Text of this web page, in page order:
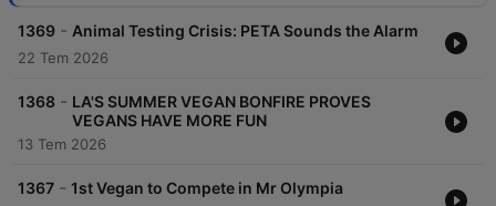
1369 - Animal Testing Crisis: PETA Sounds the Alarm
22 Tem 2026
1368 - LA'S SUMMER VEGAN BONFIRE PROVES
VEGANS HAVE MORE FUN
13 Tem 2026
1367 - 1st Vegan to Compete in Mr Olympia